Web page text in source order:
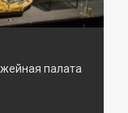
палата